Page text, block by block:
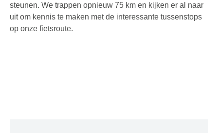
steunen. We trappen opnieuw 75 km en kijken er al naar
uit om kennis te maken met de interessante tussenstops
op onze fietsroute.